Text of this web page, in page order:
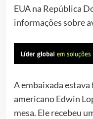
EUA na República
informações sobre
A embaixada estava
americano Edwin
mesa. Ele recebeu